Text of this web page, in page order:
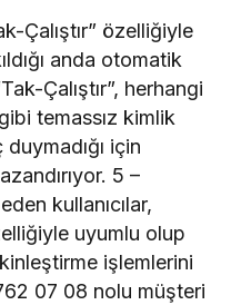
Çalıştır” özelliğiyle
anda otomatik
Çalıştır”, herhangi
temassız kimlik
için
5 –
kullanıcılar,
uyumlu olup
işlemlerini
07 08 nolu müşteri